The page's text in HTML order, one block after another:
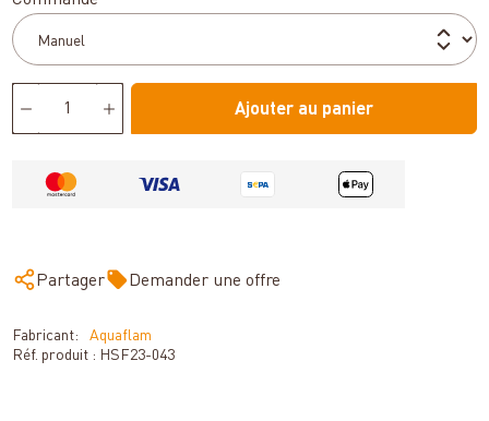
Ajouter au panier
Partager Demander une offre
Fabricant:
Aquaflam
Réf. produit : HSF23-043